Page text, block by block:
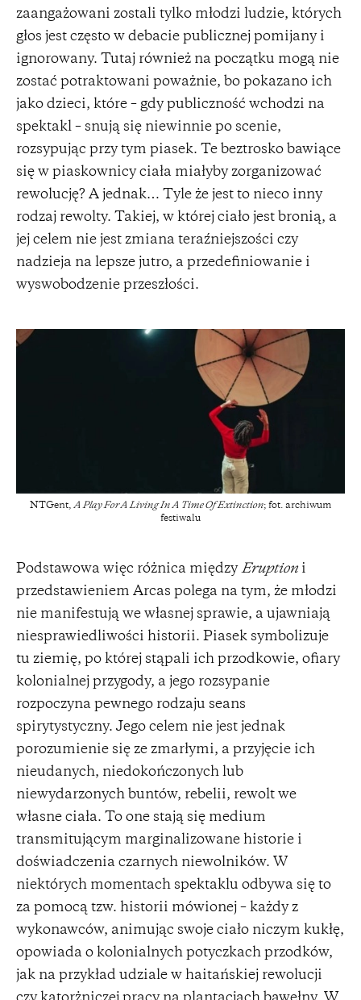
zaangażowani zostali tylko młodzi ludzie, których
głos jest często w debacie publicznej pomijany i
ignorowany. Tutaj również na początku mogą nie
zostać potraktowani poważnie, bo pokazano ich
jako dzieci, które – gdy publiczność wchodzi na
spektakl – snują się niewinnie po scenie,
rozsypując przy tym piasek. Te beztrosko bawiące
się w piaskownicy ciała miałyby zorganizować
rewolucję? A jednak… Tyle że jest to nieco inny
rodzaj rewolty. Takiej, w której ciało jest bronią, a
jej celem nie jest zmiana teraźniejszości czy
nadzieja na lepsze jutro, a przedefiniowanie i
wyswobodzenie przeszłości.
NTGent, A Play For A Living In A Time Of Extinction; fot. archiwum
festiwalu
Podstawowa więc różnica międzyEruption i
przedstawieniem Arcas polega na tym, że młodzi
nie manifestują we własnej sprawie, a ujawniają
niesprawiedliwości historii. Piasek symbolizuje
tu ziemię, po której stąpali ich przodkowie, ofiary
kolonialnej przygody, a jego rozsypanie
rozpoczyna pewnego rodzaju seans
spirytystyczny. Jego celem nie jest jednak
porozumienie się ze zmarłymi, a przyjęcie ich
nieudanych, niedokończonych lub
niewydarzonych buntów, rebelii, rewolt we
własne ciała. To one stają się medium
transmitującym marginalizowane historie i
doświadczenia czarnych niewolników. W
niektórych momentach spektaklu odbywa się to
za pomocą tzw. historii mówionej – każdy z
wykonawców, animując swoje ciało niczym kukłę,
opowiada o kolonialnych potyczkach przodków,
jak na przykład udziale w haitańskiej rewolucji